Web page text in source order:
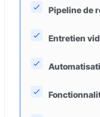
Pipeline de
Entretien